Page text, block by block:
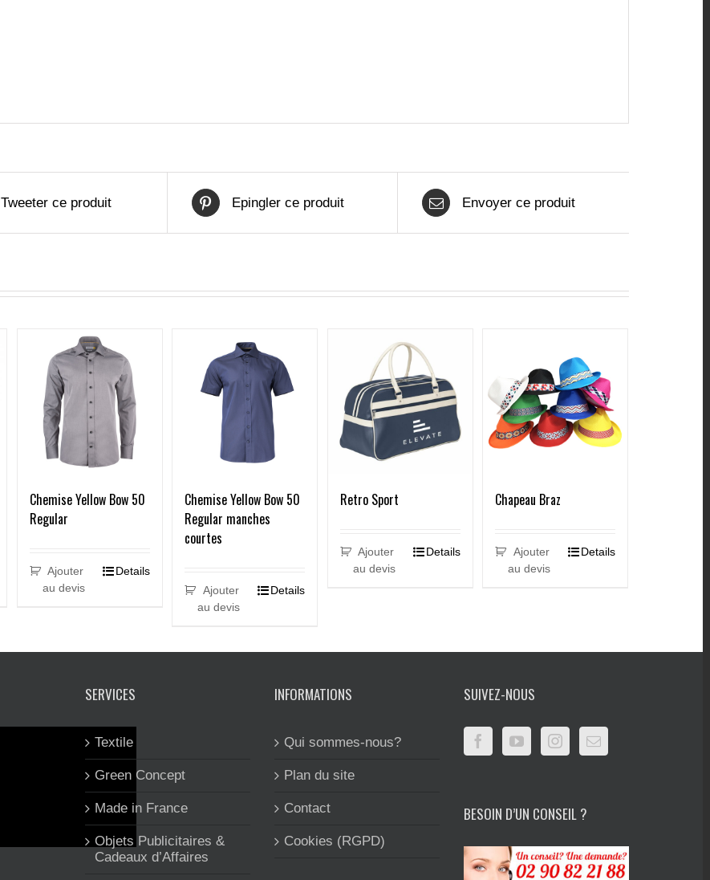
Tweeter ce produit Epingler ce produit Envoyer ce produit
Chemise Yellow Bow 50
Regular
Ajouter
au devis
Details
Chemise Yellow Bow 50
Regular manches
courtes
Ajouter
au devis
Details
Retro Sport
Ajouter
au devis
Details
Chapeau Braz
Ajouter
au devis
Details
SERVICES
Textile
Green Concept
Made in France
Objets Publicitaires &
Cadeaux d’Affaires
INFORMATIONS
Qui sommes-nous?
Plan du site
Contact
Cookies (RGPD)
SUIVEZ-NOUS
BESOIN D’UN CONSEIL ?